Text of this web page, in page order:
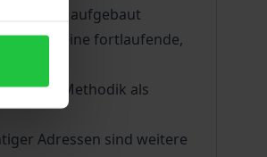
aufgebaut
eine fortlaufende,
Methodik als
Adressen sind weitere